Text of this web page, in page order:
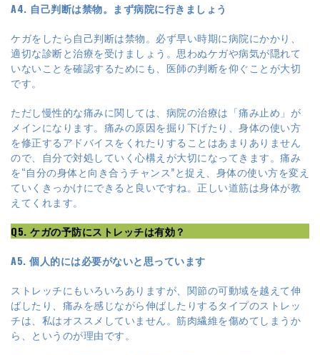
A4. 自己判断は禁物。まず病院に行きましょう
ケガをしたら自己判断は禁物。必ず早い時期に病院にかかり、
適切な診断と治療を受けましょう。思わぬケガや病気が隠れて
いないことを確認するためにも、医師の判断を仰ぐことが大切
です。
ただし慢性的な痛みに関しては、病院の治療は「痛み止め」が
メインになります。痛みの原因を掘り下げたり、身体の使い方
を修正するアドバイスをくれたりすることはあまりありません
ので、自分で対処していく心構えが大切になってきます。痛み
を“自分の身体と向き合うチャンス”と捉え、身体の使い方を変え
ていくきっかけにできると良いですね。正しい道筋は身体が教
えてくれます。
Q5. ケガの予防にストレッチは有効？
A5. 個人的には必要がないと思っています
ストレッチにもいろいろありますが、関節の可動域を越えて伸
ばしたり、痛みを感じながら伸ばしたりするタイプのストレッ
チは、私はオススメしていません。筋肉繊維を傷めてしまうか
ら、というのが理由です。